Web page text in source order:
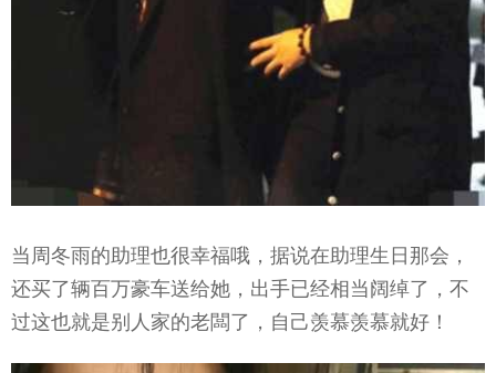
当周冬雨的助理也很幸福哦，据说在助理生日那会，
还买了辆百万豪车送给她，出手已经相当阔绰了，不
过这也就是别人家的老闆了，自己羡慕羡慕就好！